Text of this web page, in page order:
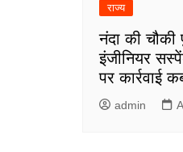
राज्य
नंदा की
इंजीनियर
पर कार्रवाई
admin